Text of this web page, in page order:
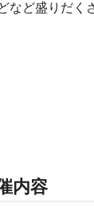
ど盛りだ
内容